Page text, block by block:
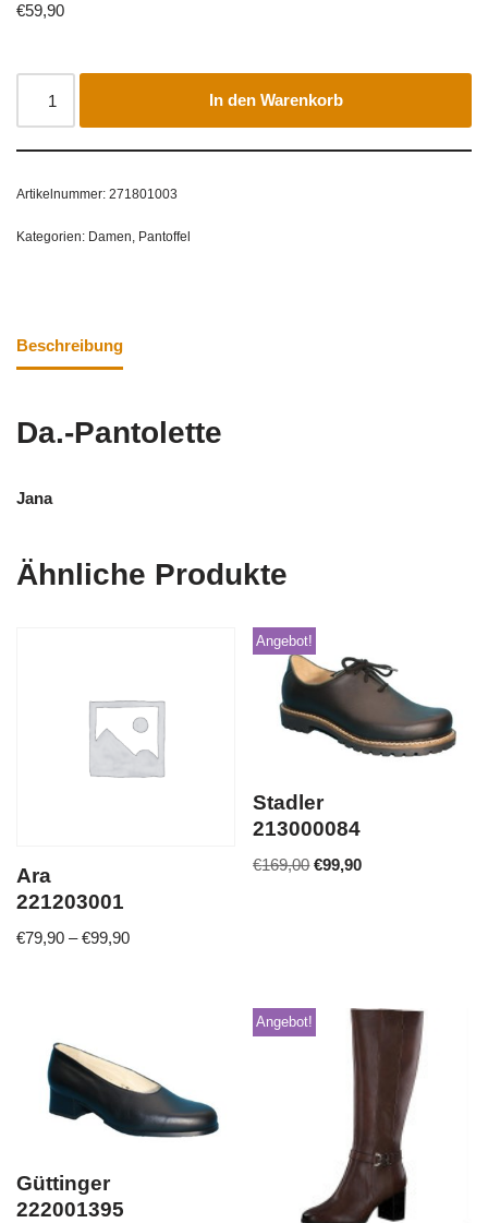
€59,90
In den Warenkorb
Artikelnummer: 271801003
Kategorien: Damen, Pantoffel
Beschreibung
Da.-Pantolette
Jana
Ähnliche Produkte
Ara
221203001
€79,90 –€99,90
Angebot!
Stadler
213000084
€169,00 €99,90
Güttinger
222001395
Angebot!